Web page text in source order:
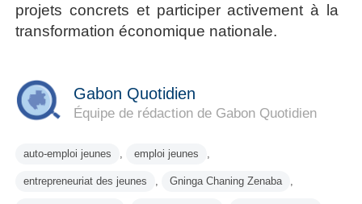
projets concrets et participer activement à la
transformation économique nationale.
Gabon Quotidien
Équipe de rédaction de Gabon Quotidien
auto-emploi jeunes emploi jeunes
entrepreneuriat des jeunes Gninga Chaning Zenaba